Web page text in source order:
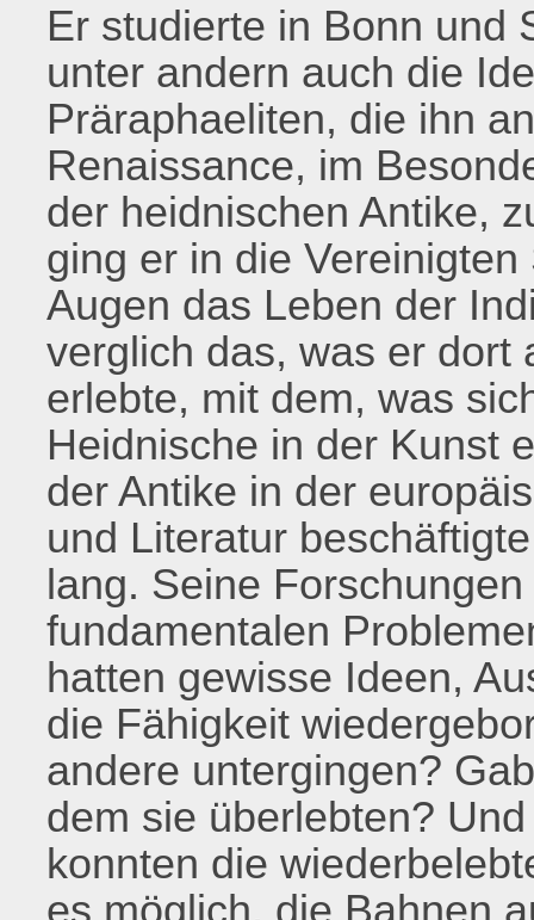
Er studierte in Bonn und
unter andern auch die
Präraphaeliten, die ihn
Renaissance, im
der heidnischen Antike,
ging er in die
Augen das Leben der
verglich das, was er dort
erlebte, mit dem, was
Heidnische in der Kunst
der Antike in der
und Literatur
lang. Seine
fundamentalen
hatten gewisse Ideen,
die Fähigkeit
andere untergingen?
dem sie überlebten?
konnten die
es möglich, die Bahnen